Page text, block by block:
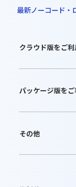
最新ノーコード・
クラウド版をご
ご利用内容
パッケージ版を
その他